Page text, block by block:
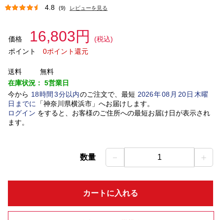
4.8 (9) レビューを見る
価格 16,803円
(税込)
ポイント
0ポイント還元
送料
無料
在庫状況： 5営業日
今から 18時間 3分以内のご注文で、最短 2026年08 月 20日木曜
日 までに 「神奈川県横浜市」 へお届けします。
ログイン をすると、お客様のご住所への最短お届け日が表示され
ます。
数量 － 1 ＋
カートに入れる